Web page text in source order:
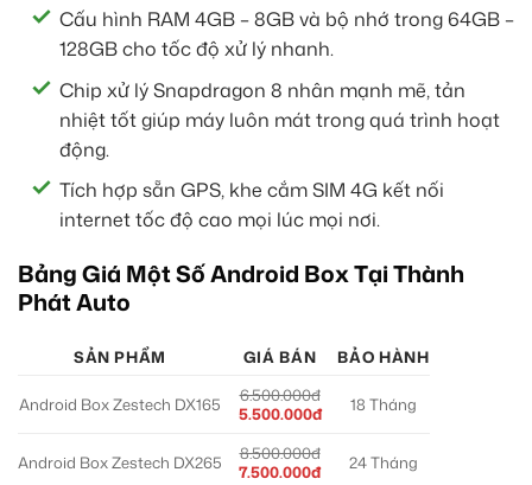
Cấu hình RAM 4GB – 8GB và bộ nhớ trong 64GB –
128GB cho tốc độ xử lý nhanh.
Chip xử lý Snapdragon 8 nhân mạnh mẽ, tản
nhiệt tốt giúp máy luôn mát trong quá trình hoạt
động.
Tích hợp sẵn GPS, khe cắm SIM 4G kết nối
internet tốc độ cao mọi lúc mọi nơi.
Bảng Giá Một Số Android Box Tại Thành
Phát Auto
SẢN PHẨM GIÁ BÁN BẢO HÀNH
Android Box Zestech DX165
6.500.000đ
5.500.000đ
18 Tháng
Android Box Zestech DX265
8.500.000đ
7.500.000đ
24 Tháng